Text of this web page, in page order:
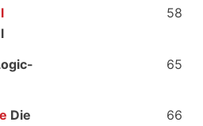
58
65
66
Die